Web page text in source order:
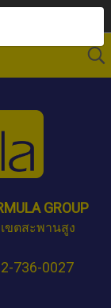
GROUP
ขตสะพานสูง
736-0027